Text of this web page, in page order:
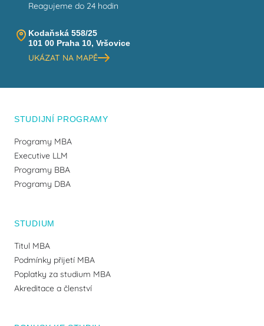
Reagujeme do 24 hodin
Kodaňská 558/25
101 00 Praha 10, Vršovice
UKÁZAT NA MAPĚ
STUDIJNÍ PROGRAMY
Programy MBA
Executive LLM
Programy BBA
Programy DBA
STUDIUM
Titul MBA
Podmínky přijetí MBA
Poplatky za studium MBA
Akreditace a členství